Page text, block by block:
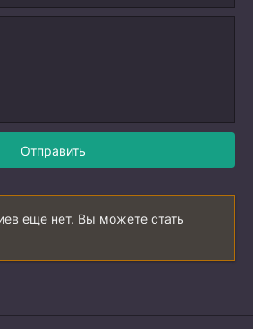
Отправить
еще нет. Вы можете стать